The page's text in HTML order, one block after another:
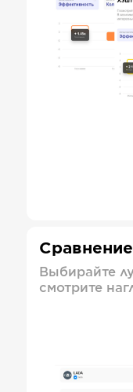
Выбирайте
смотрите